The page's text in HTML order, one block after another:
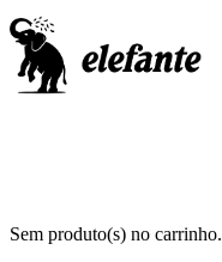
Sem produto(s) no carrinho.